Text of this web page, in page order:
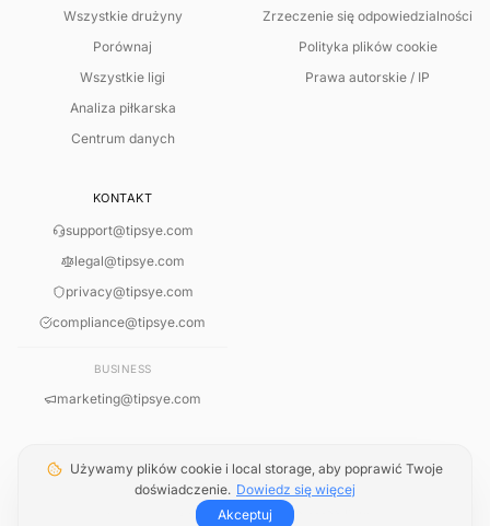
Odczyt Meczu Według Reguł
Analiza statystyk live...
Wszystkie drużyny
Porównaj
Wszystkie ligi
Analiza piłkarska
Centrum danych
Zrzeczenie się odpowiedzialności
Polityka plików cookie
Prawa autorskie / IP
KONTAKT
support@tipsye.com
legal@tipsye.com
privacy@tipsye.com
compliance@tipsye.com
BUSINESS
marketing@tipsye.com
© 2026 TipsYe. Wszelkie prawa zastrzeżone.
Zrzeczenie się odpowiedzialności Pliki cookie
Używamy plików cookie i local storage, aby poprawić Twoje
doświadczenie. Dowiedz się więcej
Akceptuj